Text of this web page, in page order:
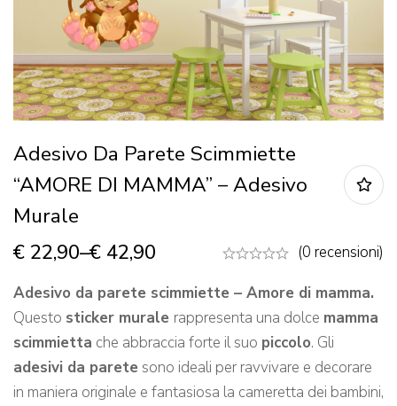
Adesivo Da Parete Scimmiette
“AMORE DI MAMMA” – Adesivo
Murale
€ 22,90–€ 42,90
(0 recensioni)
Adesivo da parete scimmiette – Amore di mamma.
Questo sticker murale rappresenta una dolce mamma
scimmietta che abbraccia forte il suo piccolo. Gli
adesivi da parete sono ideali per ravvivare e decorare
in maniera originale e fantasiosa la cameretta dei bambini,